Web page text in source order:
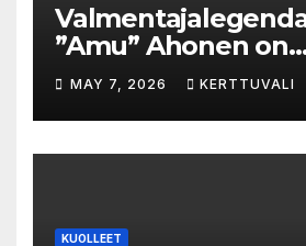
”Amu” Ahonen on
menehtynyt
MAY 7, 2026 KERTTUVALI
KUOLLEET